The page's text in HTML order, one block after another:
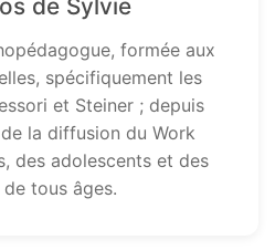
de Sylvie
formée aux
spécifiquement les
et Steiner ; depuis
la diffusion du Work
des adolescents et des
tous âges.